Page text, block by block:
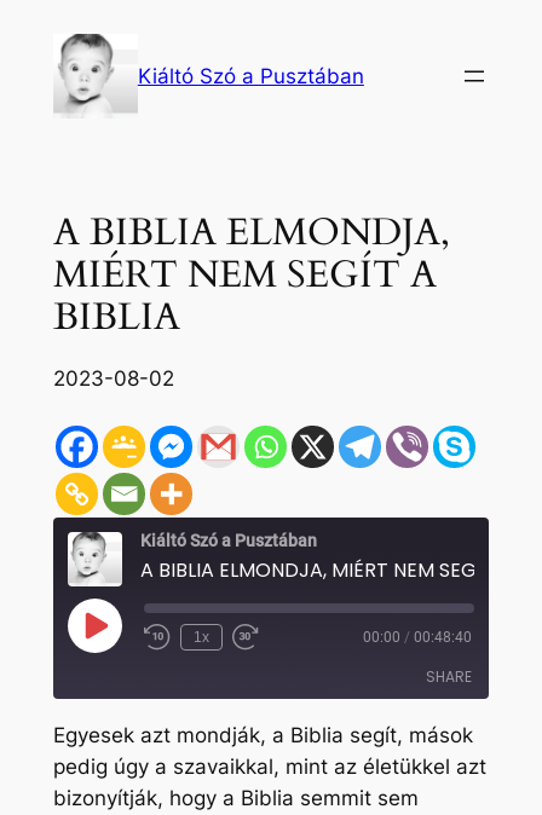
tartalomhoz
Kiáltó Szó a Pusztában
A BIBLIA ELMONDJA,
MIÉRT NEM SEGÍT A
BIBLIA
2023-08-02
Kiáltó Szó a Pusztában
Play
Episode Rewind
1x
Fast
seconds
00:00 / 00:48:40
SHARE
SHARE
LINK
Egyesek azt mondják, a Biblia segít, mások
pedig úgy a szavaikkal, mint az életükkel azt
bizonyítják, hogy a Biblia semmit sem